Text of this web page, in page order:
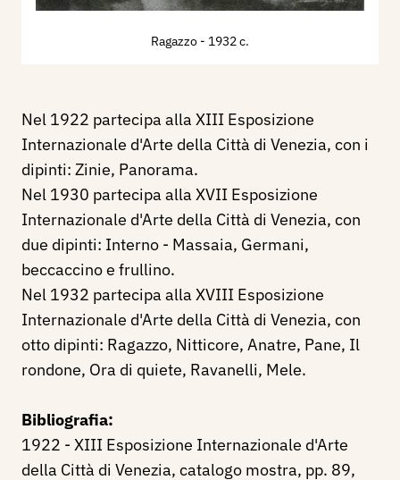
Ragazzo - 1932 c.
Nel 1922 partecipa alla XIII Esposizione
Internazionale d'Arte della Città di Venezia, con i
dipinti: Zinie, Panorama.
Nel 1930 partecipa alla XVII Esposizione
Internazionale d'Arte della Città di Venezia, con
due dipinti: Interno - Massaia, Germani,
beccaccino e frullino.
Nel 1932 partecipa alla XVIII Esposizione
Internazionale d'Arte della Città di Venezia, con
otto dipinti: Ragazzo, Nitticore, Anatre, Pane, Il
rondone, Ora di quiete, Ravanelli, Mele.
Bibliografia:
1922 - XIII Esposizione Internazionale d'Arte
della Città di Venezia, catalogo mostra, pp. 89,